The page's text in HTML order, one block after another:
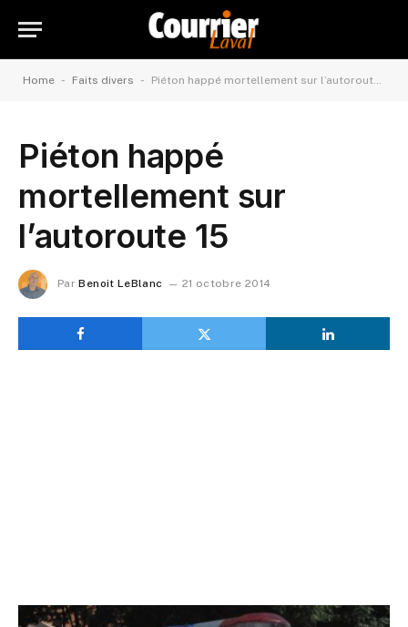
Home - Faits divers - Piéton happé mortellement sur l’autoroute 15
Piéton happé
mortellement sur
l’autoroute 15
Par Benoit LeBlanc 21 octobre 2014